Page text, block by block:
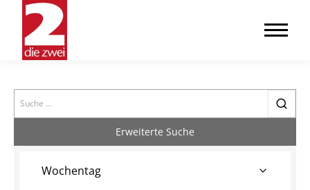
Search
Erweiterte Suche
Wochentag